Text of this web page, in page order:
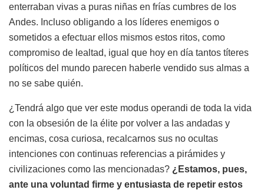
enterraban vivas a puras niñas en frías cumbres de los
Andes. Incluso obligando a los líderes enemigos o
sometidos a efectuar ellos mismos estos ritos, como
compromiso de lealtad, igual que hoy en día tantos títeres
políticos del mundo parecen haberle vendido sus almas a
no se sabe quién.
¿Tendrá algo que ver este modus operandi de toda la vida
con la obsesión de la élite por volver a las andadas y
encimas, cosa curiosa, recalcarnos sus no ocultas
intenciones con continuas referencias a pirámides y
civilizaciones como las mencionadas? ¿Estamos, pues,
ante una voluntad firme y entusiasta de repetir estos